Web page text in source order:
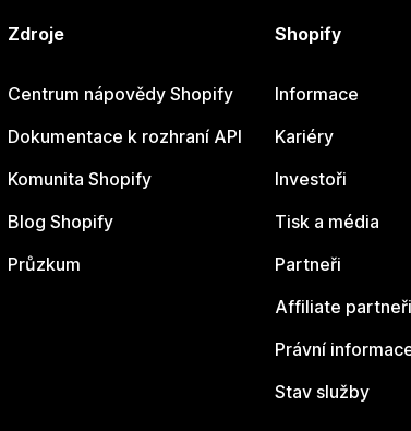
Zdroje
Centrum nápovědy Shopify
Dokumentace k rozhraní API
Komunita Shopify
Blog Shopify
Průzkum
Shopify
Informace
Kariéry
Investoři
Tisk a média
Partneři
Affiliate partneři
Právní
Stav služby